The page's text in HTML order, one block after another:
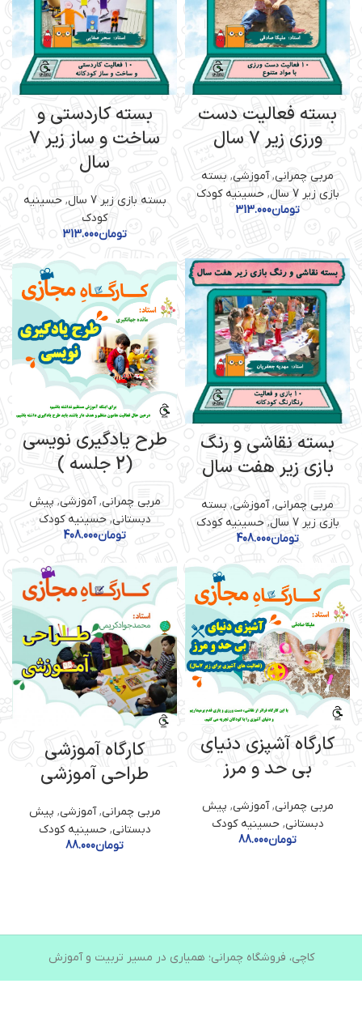
بسته فعالیت دست
ورزی زیر 7 سال
مربی چمرانی,آموزشی, بسته
بازی زیر 7 سال
,حسینیه کودک
تومان313.000
بسته کاردستی و
ساخت و ساز زیر 7
سال
بسته بازی زیر 7 سال ,حسینیه
کودک
تومان313.000
بسته نقاشی و رنگ
بازی زیر هفت سال
مربی چمرانی,آموزشی, بسته
بازی زیر 7 سال
,حسینیه کودک
تومان408.000
طرح یادگیری نویسی
(2 جلسه )
مربی چمرانی,آموزشی, پیش
دبستانی,حسینیه کودک
تومان408.000
کارگاه آشپزی دنیای
بی حد و مرز
مربی چمرانی,آموزشی, پیش
دبستانی,حسینیه کودک
تومان88.000
کارگاه آموزشی
طراحی آموزشی
مربی چمرانی,آموزشی, پیش
دبستانی,حسینیه کودک
تومان88.000
کاچی، فروشگاه چمرانی؛ همیاری در مسیر تربیت و آموزش